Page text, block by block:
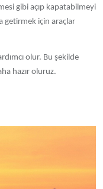
gibi açıp kapatabilmeyi
getirmek için araçlar
olur. Bu şekilde
hazır oluruz.